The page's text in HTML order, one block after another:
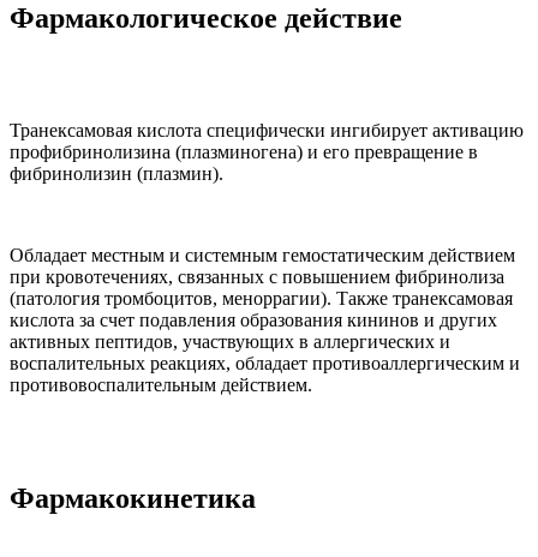
Фармакологическое действие
Транексамовая кислота специфически ингибирует активацию
профибринолизина (плазминогена) и его превращение в
фибринолизин (плазмин).
Обладает местным и системным гемостатическим действием
при кровотечениях, связанных с повышением фибринолиза
(патология тромбоцитов, меноррагии). Также транексамовая
кислота за счет подавления образования кининов и других
активных пептидов, участвующих в аллергических и
воспалительных реакциях, обладает противоаллергическим и
противовоспалительным действием.
Фармакокинетика